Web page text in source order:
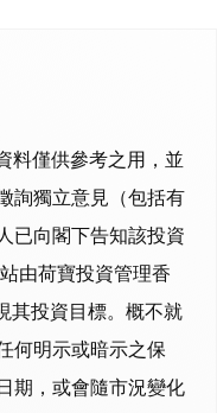
料僅供參考之用，並
詢獨立意見（包括有
已向閣下告知該投資
由荷寶投資管理香
其投資目標。概不就
何明示或暗示之保
期，或會隨市況變化